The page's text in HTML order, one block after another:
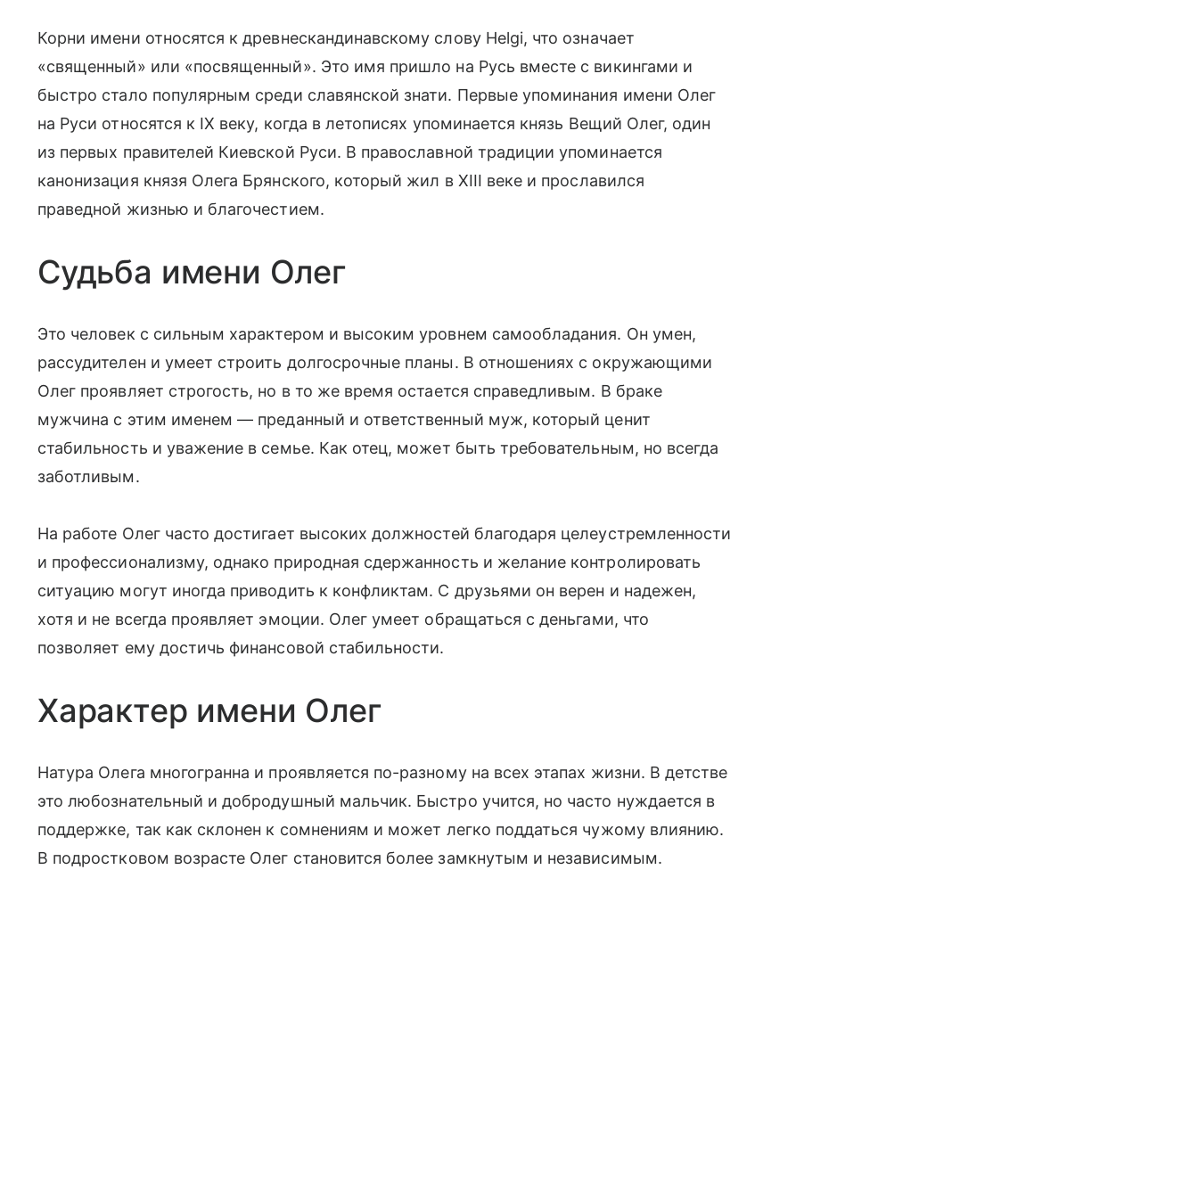
Корни имени относятся к древнескандинавскому слову Helgi, что означает
«священный» или «посвященный». Это имя пришло на Русь вместе с викингами и
быстро стало популярным среди славянской знати. Первые упоминания имени Олег
на Руси относятся к IX веку, когда в летописях упоминается князь Вещий Олег, один
из первых правителей Киевской Руси. В православной традиции упоминается
канонизация князя Олега Брянского, который жил в XIII веке и прославился
праведной жизнью и благочестием.
Судьба имени Олег
Это человек с сильным характером и высоким уровнем самообладания. Он умен,
рассудителен и умеет строить долгосрочные планы. В отношениях с окружающими
Олег проявляет строгость, но в то же время остается справедливым. В браке
мужчина с этим именем — преданный и ответственный муж, который ценит
стабильность и уважение в семье. Как отец, может быть требовательным, но всегда
заботливым.
На работе Олег часто достигает высоких должностей благодаря целеустремленности
и профессионализму, однако природная сдержанность и желание контролировать
ситуацию могут иногда приводить к конфликтам. С друзьями он верен и надежен,
хотя и не всегда проявляет эмоции. Олег умеет обращаться с деньгами, что
позволяет ему достичь финансовой стабильности.
Характер имени Олег
Натура Олега многогранна и проявляется по-разному на всех этапах жизни. В детстве
это любознательный и добродушный мальчик. Быстро учится, но часто нуждается в
поддержке, так как склонен к сомнениям и может легко поддаться чужому влиянию.
В подростковом возрасте Олег становится более замкнутым и независимым.